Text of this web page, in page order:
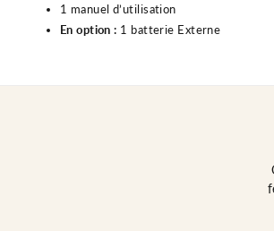
1 manuel d’utilisation
En option : 1 batterie Externe